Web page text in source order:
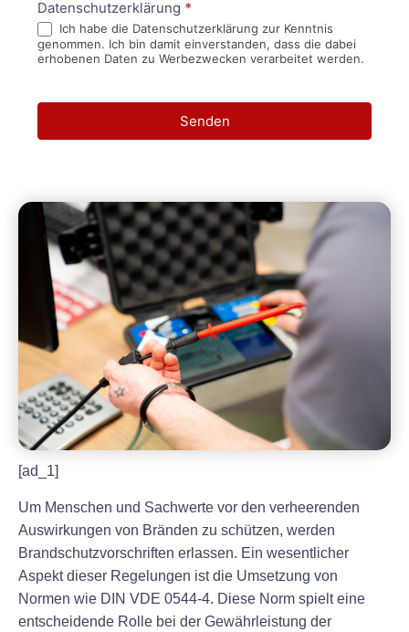
Datenschutzerklärung *
Ich habe die Datenschutzerklärung zur Kenntnis
genommen. Ich bin damit einverstanden, dass die dabei
erhobenen Daten zu Werbezwecken verarbeitet werden.
Senden
[ad_1]
Um Menschen und Sachwerte vor den verheerenden
Auswirkungen von Bränden zu schützen, werden
Brandschutzvorschriften erlassen. Ein wesentlicher
Aspekt dieser Regelungen ist die Umsetzung von
Normen wie DIN VDE 0544-4. Diese Norm spielt eine
entscheidende Rolle bei der Gewährleistung der